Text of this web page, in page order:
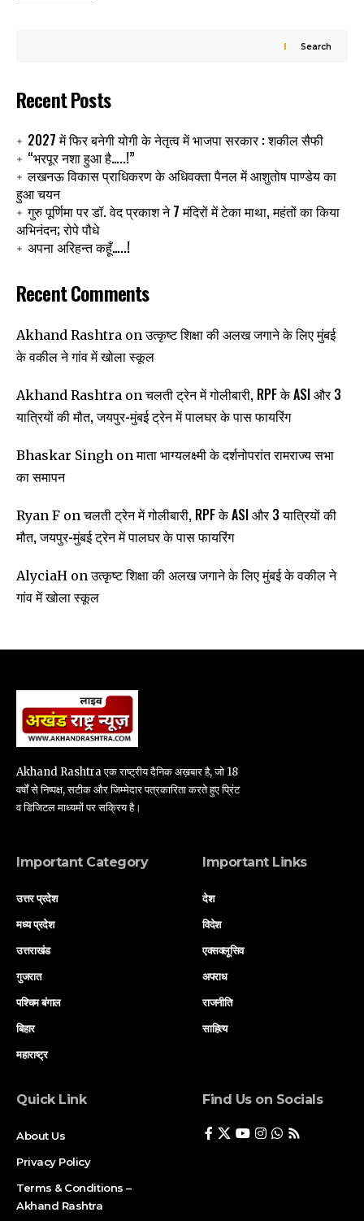
Search
Recent Posts
2027 में फिर बनेगी योगी के नेतृत्व में भाजपा सरकार : शकील सैफी
“भरपूर नशा हुआ है…..!”
लखनऊ विकास प्राधिकरण के अधिवक्ता पैनल में आशुतोष पाण्डेय का
हुआ चयन
गुरु पूर्णिमा पर डॉ. वेद प्रकाश ने 7 मंदिरों में टेका माथा, महंतों का किया
अभिनंदन; रोपे पौधे
अपना अरिहन्त कहूँ…..!
Recent Comments
Akhand Rashtra onउत्कृष्ट शिक्षा की अलख जगाने के लिए मुंबई
के वकील ने गांव में खोला स्कूल
Akhand Rashtra onचलती ट्रेन में गोलीबारी, RPF के ASI और 3
यात्रियों की मौत, जयपुर-मुंबई ट्रेन में पालघर के पास फायरिंग
Bhaskar Singh onमाता भाग्यलक्ष्मी के दर्शनोपरांत रामराज्य सभा
का समापन
Ryan F onचलती ट्रेन में गोलीबारी, RPF के ASI और 3 यात्रियों की
मौत, जयपुर-मुंबई ट्रेन में पालघर के पास फायरिंग
AlyciaH onउत्कृष्ट शिक्षा की अलख जगाने के लिए मुंबई के वकील ने
गांव में खोला स्कूल
Akhand Rashtra एक राष्ट्रीय दैनिक अख़बार है, जो 18
वर्षों से निष्पक्ष, सटीक और जिम्मेदार पत्रकारिता करते हुए प्रिंट
व डिजिटल माध्यमों पर सक्रिय है।
Important Category
उत्तर प्रदेश
मध्य प्रदेश
उत्तराखंड
गुजरात
पश्चिम बंगाल
बिहार
महाराष्ट्र
Important Links
देश
विदेश
एक्सक्लूसिव
अपराध
राजनीति
साहित्य
Quick Link
About Us
Privacy Policy
Terms & Conditions –
Akhand Rashtra
Find Us on Socials